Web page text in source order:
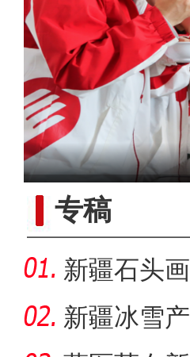
侨乡故
专稿
新疆石头
新疆冰雪